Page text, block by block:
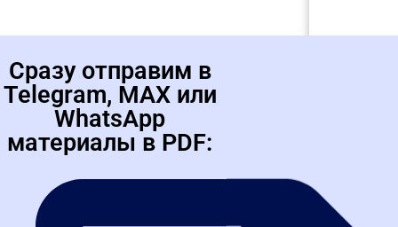
Сразу отправим в
Telegram, MAX или
WhatsApp
материалы в PDF: